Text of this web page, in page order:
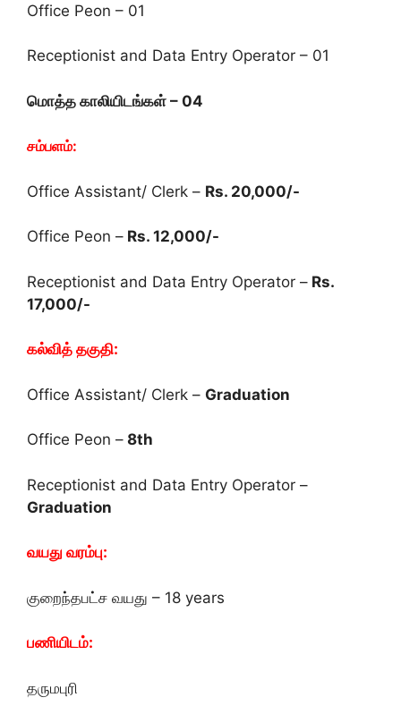
Office Peon – 01
Receptionist and Data Entry Operator – 01
மொத்த காலியிடங்கள் – 04
சம்பளம்:
Office Assistant/ Clerk – Rs. 20,000/-
Office Peon – Rs. 12,000/-
Receptionist and Data Entry Operator – Rs.
17,000/-
கல்வித் தகுதி:
Office Assistant/ Clerk – Graduation
Office Peon – 8th
Receptionist and Data Entry Operator –
Graduation
வயது வரம்பு:
குறைந்தபட்ச வயது – 18 years
பணியிடம்:
தருமபுரி